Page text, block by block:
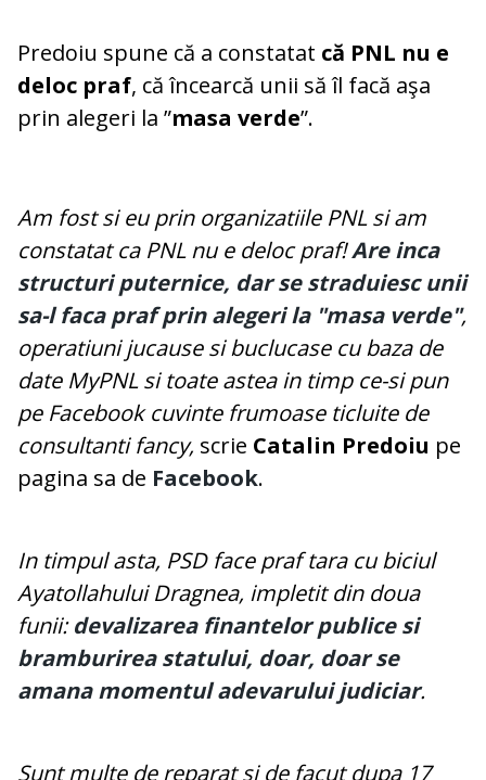
Predoiu spune că a constatat că PNL nu e
deloc praf, că încearcă unii să îl facă aşa
prin alegeri la ”masa verde”.
Am fost si eu prin organizatiile PNL si am
constatat ca PNL nu e deloc praf!Are inca
structuri puternice, dar se straduiesc unii
sa-l faca praf prin alegeri la "masa verde",
operatiuni jucause si buclucase cu baza de
date MyPNL si toate astea in timp ce-si pun
pe Facebook cuvinte frumoase ticluite de
consultanti fancy, scrie Catalin Predoiu pe
pagina sa de Facebook.
In timpul asta, PSD face praf tara cu biciul
Ayatollahului Dragnea, impletit din doua
funii:devalizarea finantelor publice si
bramburirea statului, doar, doar se
amana momentul adevarului judiciar.
Sunt multe de reparat si de facut dupa 17